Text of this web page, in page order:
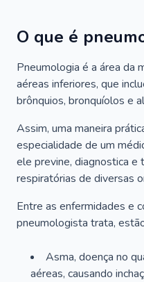
O que é
Pneumologia é a área da
aéreas inferiores, que
brônquios, bronquíolos e
Assim, uma maneira
especialidade de um
ele previne, diagnostica e
respiratórias de diversas
Entre as enfermidades e
pneumologista trata,
Asma, doença no
aéreas, causando